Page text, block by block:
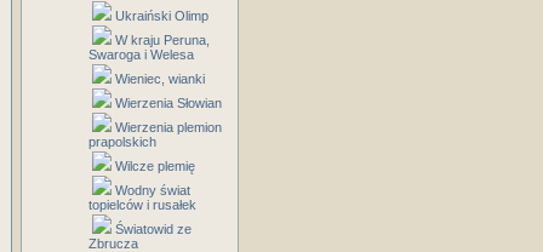
Ukraiński Olimp
W kraju Peruna,
Swaroga i Welesa
Wieniec, wianki
Wierzenia Słowian
Wierzenia plemion
prapolskich
Wilcze plemię
Wodny świat
topielców i rusałek
Światowid ze
Zbrucza